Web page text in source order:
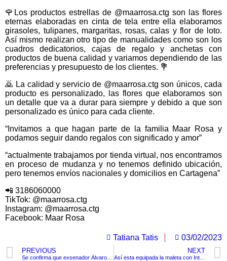
🌹Los productos estrellas de @maarrosa.ctg son las flores
eternas elaboradas en cinta de tela entre ella elaboramos
girasoles, tulipanes, margaritas, rosas, calas y flor de loto.
Así mismo realizan otro tipo de manualidades como son los
cuadros dedicatorios, cajas de regalo y anchetas con
productos de buena calidad y variamos dependiendo de las
preferencias y presupuesto de los clientes. 💐
🙇 La calidad y servicio de @maarrosa.ctg son únicos, cada
producto es personalizado, las flores que elaboramos son
un detalle que va a durar para siempre y debido a que son
personalizado es único para cada cliente.
“Invitamos a que hagan parte de la familia Maar Rosa y
podamos seguir dando regalos con significado y amor”
“actualmente trabajamos por tienda virtual, nos encontramos
en proceso de mudanza y no tenemos definido ubicación,
pero tenemos envíos nacionales y domicilios en Cartagena”
📲 3186060000
TikTok: @maarrosa.ctg
Instagram: @maarrosa.ctg
Facebook: Maar Rosa
Tatiana Tatis 03/02/2023
PREVIOUS NEXT
Así esta equipada la maleta con Inteligencia Artificial que podría asistir a las personas ciegas